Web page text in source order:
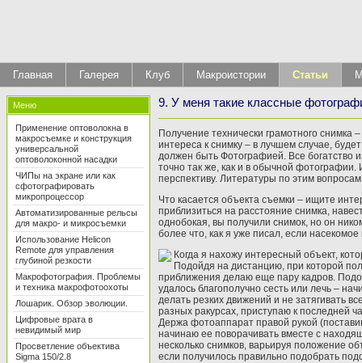
Главная Галерея Клуб Макроистории Статьи
Меню
Применение оптоволокна в
макросъемке и конструкция
универсальной
оптоволоконной насадки
ЧИПы на экране или как
сфотографировать
микропроцессор
Автоматизированные рельсы
для макро- и микросъемки
Использование Helicon
Remote для управления
глубиной резкости
Макрофотография. Проблемы
и техника макрофотоохоты
Лошарик. Обзор эволюции.
Цифровые врата в
невидимый мир
Просветление объектива
Sigma 150/2.8
9. У меня такие классные
Получение технически грамотного
интереса к снимку – в лучшем случае,
должен быть Фотографией. Все богатство
точно так же, как и в обычной
перспективу. Литературы по этим
Что касается объекта съемки – ищите
приблизиться на расстояние снимка,
однобокая, вы получили снимок, но он
более что, как я уже писал, если
Когда я нахожу интересный объект,
Подойдя на дистанцию, при которой
приближения делаю еще пару кадров.
удалось благополучно сесть или лечь –
делать резких движений и не затягивать
разных ракурсах, приступаю к последней
Держа фотоаппарат правой рукой
начинаю ее поворачивать вместе с
несколько снимков, варьируя положение
если получилось правильно подобрать